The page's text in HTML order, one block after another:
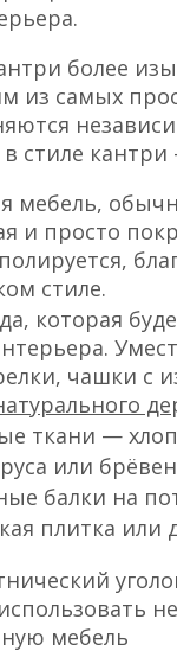
более
из самых
стиле кантри
мебель,
и просто
стиле.
которая
чашки с
ткани —
или
балки на
плитка или
мебель